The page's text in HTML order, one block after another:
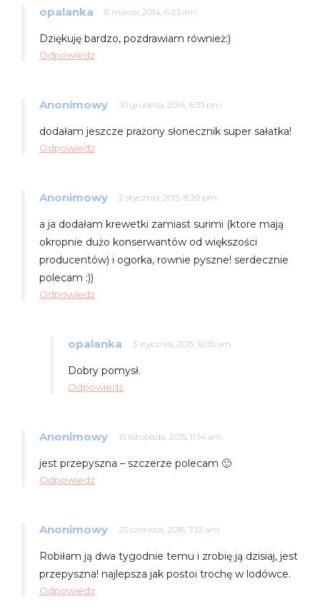
opalanka 6 marca, 2014, 6:23 am
Dziękuję bardzo, pozdrawiam również:)
Odpowiedz
Anonimowy 30 grudnia, 2014, 6:33 pm
dodałam jeszcze prażony słonecznik super sałatka!
Odpowiedz
Anonimowy 2 stycznia, 2015, 8:29 pm
a ja dodałam krewetki zamiast surimi (ktore mają
okropnie dużo konserwantów od większości
producentów) i ogorka, rownie pyszne! serdecznie
polecam :))
Odpowiedz
opalanka 3 stycznia, 2015, 10:35 am
Dobry pomysł.
Odpowiedz
Anonimowy 15 listopada, 2015, 11:14 am
jest przepyszna – szczerze polecam 🙂
Odpowiedz
Anonimowy 25 czerwca, 2016, 7:12 am
Robiłam ją dwa tygodnie temu i zrobię ją dzisiaj, jest
przepyszna! najlepsza jak postoi trochę w lodówce.
Odpowiedz